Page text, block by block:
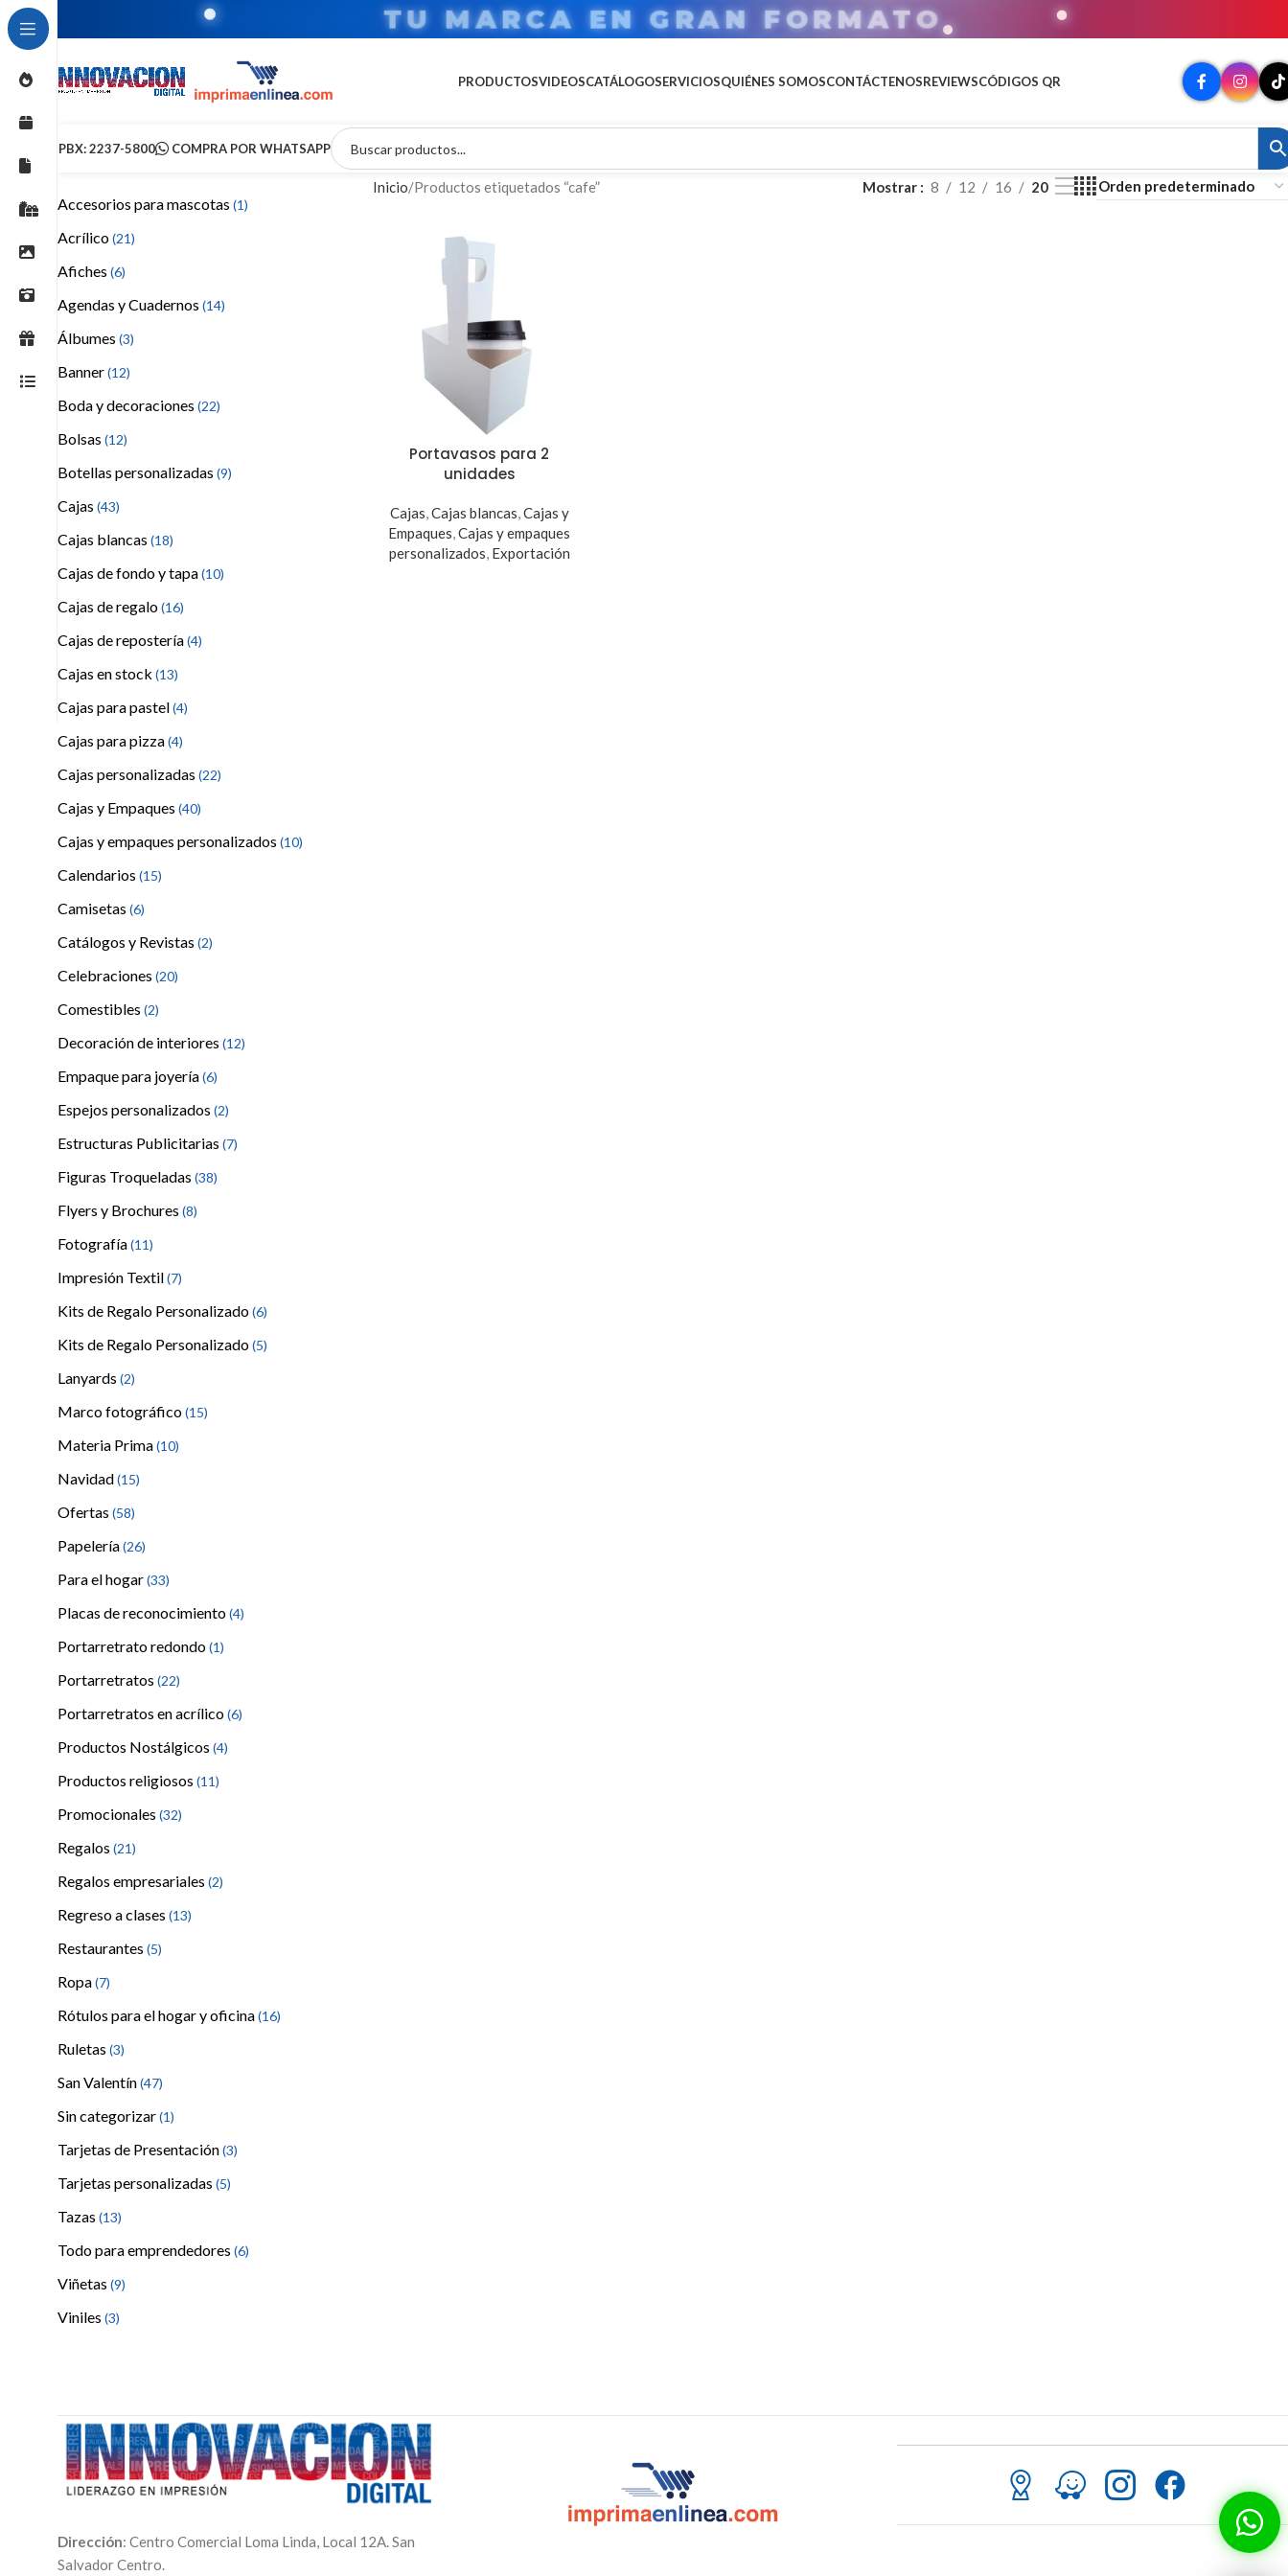
TU MARCA EN GRAN FORMATO
PRODUCTOSVIDEOSCATÁLOGOSERVICIOSQUIÉNES SOMOSCONTÁCTENOSREVIEWSCÓDIGOS QR
PBX: 2237-5800 COMPRA POR WHATSAPP
Accesorios para mascotas (1)
Acrílico(21)
Afiches (6)
Agendas y Cuadernos (14)
Álbumes (3)
Banner(12)
Boda y decoraciones (22)
Bolsas (12)
Botellas personalizadas (9)
Cajas (43)
Cajas blancas (18)
Cajas de fondo y tapa(10)
Cajas de regalo(16)
Cajas de repostería(4)
Cajas en stock (13)
Cajas para pastel(4)
Cajas para pizza(4)
Cajas personalizadas (22)
Cajas y Empaques (40)
Cajas y empaques personalizados (10)
Calendarios (15)
Camisetas (6)
Catálogos y Revistas (2)
Celebraciones (20)
Comestibles (2)
Decoración de interiores (12)
Empaque para joyería(6)
Espejos personalizados (2)
Estructuras Publicitarias (7)
Figuras Troqueladas (38)
Flyers y Brochures (8)
Fotografía(11)
Impresión Textil(7)
Kits de Regalo Personalizado(6)
Kits de Regalo Personalizado(5)
Lanyards (2)
Marco fotográfico(15)
Materia Prima(10)
Navidad(15)
Ofertas (58)
Papelería(26)
Para el hogar(33)
Placas de reconocimiento(4)
Portarretrato redondo(1)
Portarretratos (22)
Portarretratos en acrílico(6)
Productos Nostálgicos (4)
Productos religiosos (11)
Promocionales (32)
Regalos (21)
Regalos empresariales (2)
Regreso a clases (13)
Restaurantes (5)
Ropa(7)
Rótulos para el hogar y oficina(16)
Ruletas (3)
San Valentín(47)
Sin categorizar(1)
Tarjetas de Presentación(3)
Tarjetas personalizadas (5)
Tazas (13)
Todo para emprendedores (6)
Viñetas (9)
Viniles (3)
Inicio Productos etiquetados “cafe” Mostrar 8 12 16 20
Portavasos para 2
unidades
Cajas,Cajas blancas,Cajas y
Empaques,Cajas y empaques
personalizados, Exportación
Dirección: Centro Comercial Loma Linda, Local 12A. San
Salvador Centro.